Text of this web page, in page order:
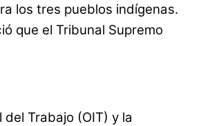
los tres pueblos indígenas.
que el Tribunal Supremo
Trabajo (OIT) y la